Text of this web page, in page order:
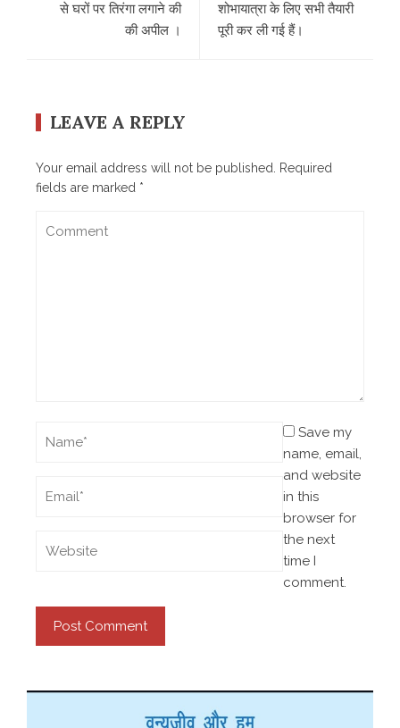
से घरों पर तिरंगा लगाने की
की अपील ।
शोभायात्रा के लिए सभी तैयारी
पूरी कर ली गई हैं।
LEAVE A REPLY
Your email address will not be published.
Required
fields are marked *
Save my
name, email,
and website
in this
browser for
the next
time I
comment.